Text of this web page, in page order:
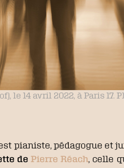
le 14 avril 2022, à Paris 17.
pianiste, pédagogue et
dePierre Réach, celle